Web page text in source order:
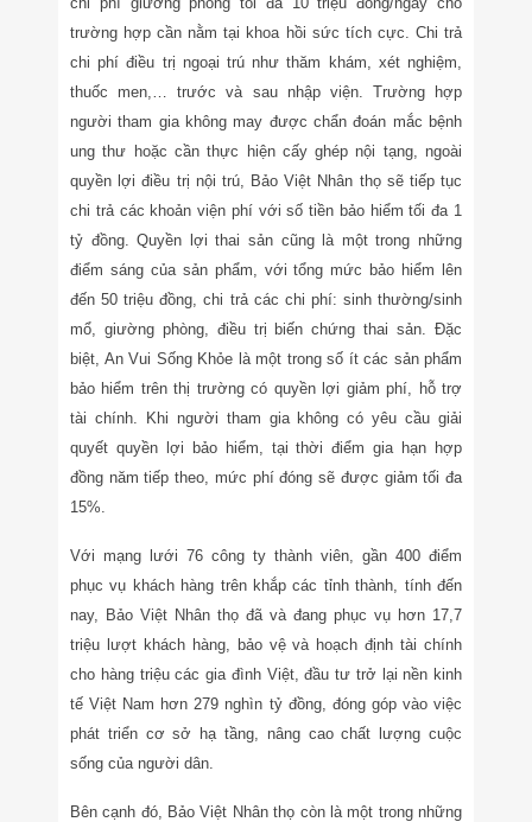
trường hợp cần nằm tại khoa hồi sức tích cực. Chi trả
chi phí điều trị ngoại trú như thăm khám, xét nghiệm,
thuốc men,… trước và sau nhập viện. Trường hợp
người tham gia không may được chẩn đoán mắc bệnh
ung thư hoặc cần thực hiện cấy ghép nội tạng, ngoài
quyền lợi điều trị nội trú, Bảo Việt Nhân thọ sẽ tiếp tục
chi trả các khoản viện phí với số tiền bảo hiểm tối đa 1
tỷ đồng. Quyền lợi thai sản cũng là một trong những
điểm sáng của sản phẩm, với tổng mức bảo hiểm lên
đến 50 triệu đồng, chi trả các chi phí: sinh thường/sinh
mổ, giường phòng, điều trị biến chứng thai sản. Đặc
biệt, An Vui Sống Khỏe là một trong số ít các sản phẩm
bảo hiểm trên thị trường có quyền lợi giảm phí, hỗ trợ
tài chính. Khi người tham gia không có yêu cầu giải
quyết quyền lợi bảo hiểm, tại thời điểm gia hạn hợp
đồng năm tiếp theo, mức phí đóng sẽ được giảm tối đa
15%.
Với mạng lưới 76 công ty thành viên, gần 400 điểm
phục vụ khách hàng trên khắp các tỉnh thành, tính đến
nay, Bảo Việt Nhân thọ đã và đang phục vụ hơn 17,7
triệu lượt khách hàng, bảo vệ và hoạch định tài chính
cho hàng triệu các gia đình Việt, đầu tư trở lại nền kinh
tế Việt Nam hơn 279 nghìn tỷ đồng, đóng góp vào việc
phát triển cơ sở hạ tầng, nâng cao chất lượng cuộc
sống của người dân.
Bên cạnh đó, Bảo Việt Nhân thọ còn là một trong những